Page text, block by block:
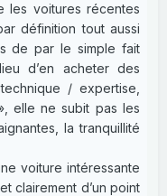
les voitures récentes
définition tout aussi
de par le simple fait
d’en acheter des
/ expertise,
elle ne subit pas les
la tranquillité
voiture intéressante
clairement d’un point